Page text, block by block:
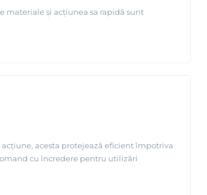
materiale și acțiunea sa rapidă sunt
acesta protejează eficient împotriva
cu încredere pentru utilizări